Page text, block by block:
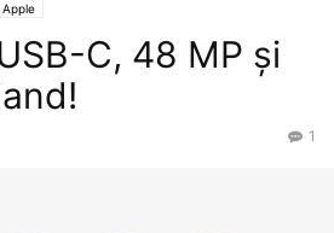
C, 48 MP și
1